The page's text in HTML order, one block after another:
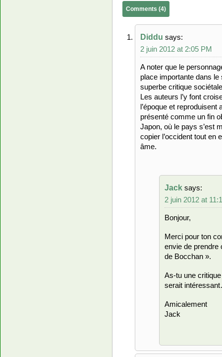
Comments (4)
Diddu says:
2 juin 2012 at 2:05 PM
A noter que le
place importante dans le
superbe critique
Les auteurs l’y font
l’époque et
présenté comme un fin
Japon, où le pays s’est
copier l’occident tout en
âme.
Jack says:
2 juin 2012 at
Bonjour,
Merci pour ton
envie de prendre
de Bocchan ».
As-tu une
serait
Amicalement
Jack